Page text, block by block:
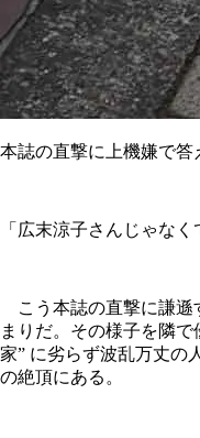
本誌の直撃に上機嫌で
「広末涼子さんじゃな
こう本誌の直撃に謙遜
まりだ。その様子を隣
家” に劣らず波乱万丈の
の絶頂にある。